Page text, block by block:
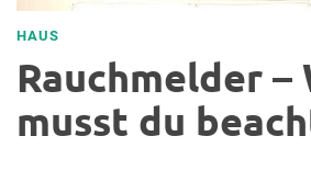
HAUS
Rauchmelder –
musst du